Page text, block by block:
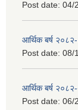
Post date: 04/
आर्थिक बर्ष
Post date: 08/
आर्थिक बर्ष
Post date: 06/